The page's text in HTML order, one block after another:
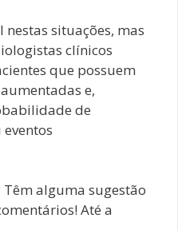
nestas situações, mas
clínicos
que possuem
e,
de
alguma sugestão
Até a